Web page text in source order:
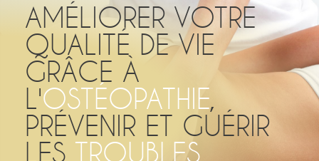
AMÉLIORER VOTRE
QUALITÉ DE VIE
GRÂCE À
L'OSTÉOPATHIE,
PRÉVENIR ET GUÉRIR
LES TROUBLES